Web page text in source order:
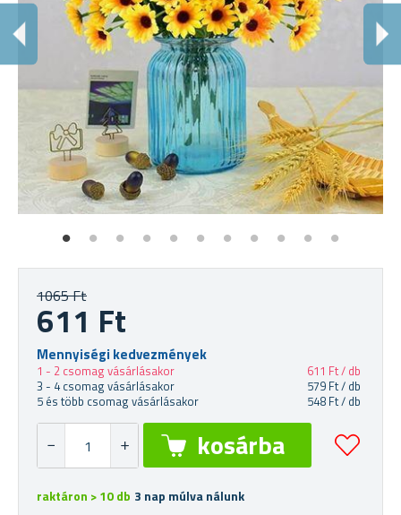
1065 Ft
611 Ft
Mennyiségi kedvezmények
1 - 2 csomag vásárlásakor
611 Ft / db
3 - 4 csomag vásárlásakor
579 Ft / db
5 és több csomag vásárlásakor
548 Ft / db
raktáron > 10 db 3 nap múlva nálunk